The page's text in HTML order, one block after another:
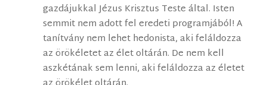
gazdájukkal Jézus Krisztus Teste által. Isten
semmit nem adott fel eredeti programjából! A
tanítvány nem lehet hedonista, aki feláldozza
az örökéletet az élet oltárán. De nem kell
aszkétának sem lenni, aki feláldozza az életet